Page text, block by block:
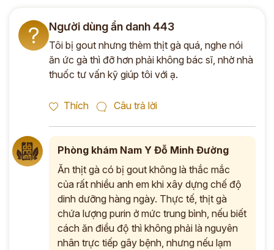
? Người dùng ẩn danh 443
Tôi bị gout nhưng thèm thịt gà quá, nghe nói
ăn ức gà thì đỡ hơn phải không bác sĩ, nhờ nhà
thuốc tư vấn kỹ giúp tôi với ạ.
Thích Câu trả lời
Phòng khám Nam Y Đỗ Minh Đường
Ăn thịt gà có bị gout không là thắc mắc
của rất nhiều anh em khi xây dựng chế độ
dinh dưỡng hàng ngày. Thực tế, thịt gà
chứa lượng purin ở mức trung bình, nếu biết
cách ăn điều độ thì không phải là nguyên
nhân trực tiếp gây bệnh, nhưng nếu lạm